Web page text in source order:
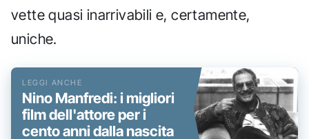
vette quasi inarrivabili e, certamente,
uniche.
Nino Manfredi: i migliori
film dell'attore per i
cento anni dalla nascita